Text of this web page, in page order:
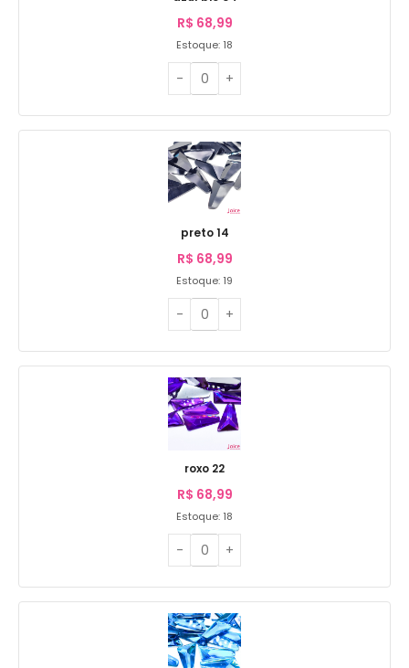
R$ 68,99
Estoque: 18
preto 14
R$ 68,99
Estoque: 19
roxo 22
R$ 68,99
Estoque: 18